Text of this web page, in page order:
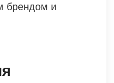
брендом и